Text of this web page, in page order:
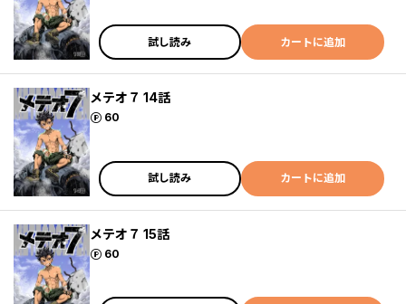
試し読み カートに追加
メテオ７ 14話
60
ポイント
試し読み カートに追加
メテオ７ 15話
60
ポイント